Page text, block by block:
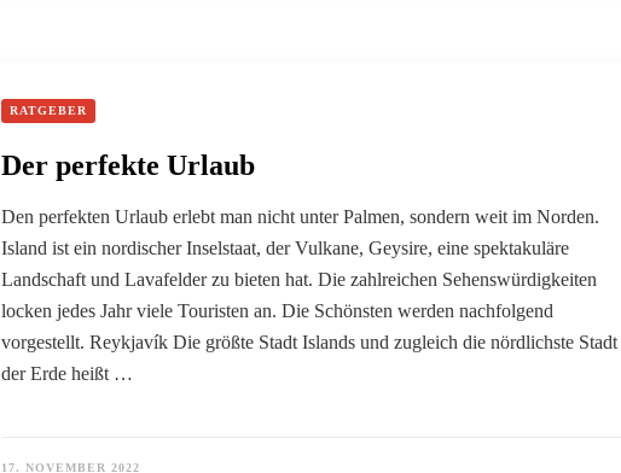
RATGEBER
Der perfekte Urlaub
Den perfekten Urlaub erlebt man nicht unter Palmen, sondern weit im Norden.
Island ist ein nordischer Inselstaat, der Vulkane, Geysire, eine spektakuläre
Landschaft und Lavafelder zu bieten hat. Die zahlreichen Sehenswürdigkeiten
locken jedes Jahr viele Touristen an. Die Schönsten werden nachfolgend
vorgestellt. Reykjavík Die größte Stadt Islands und zugleich die nördlichste Stadt
der Erde heißt …
17. NOVEMBER 2022